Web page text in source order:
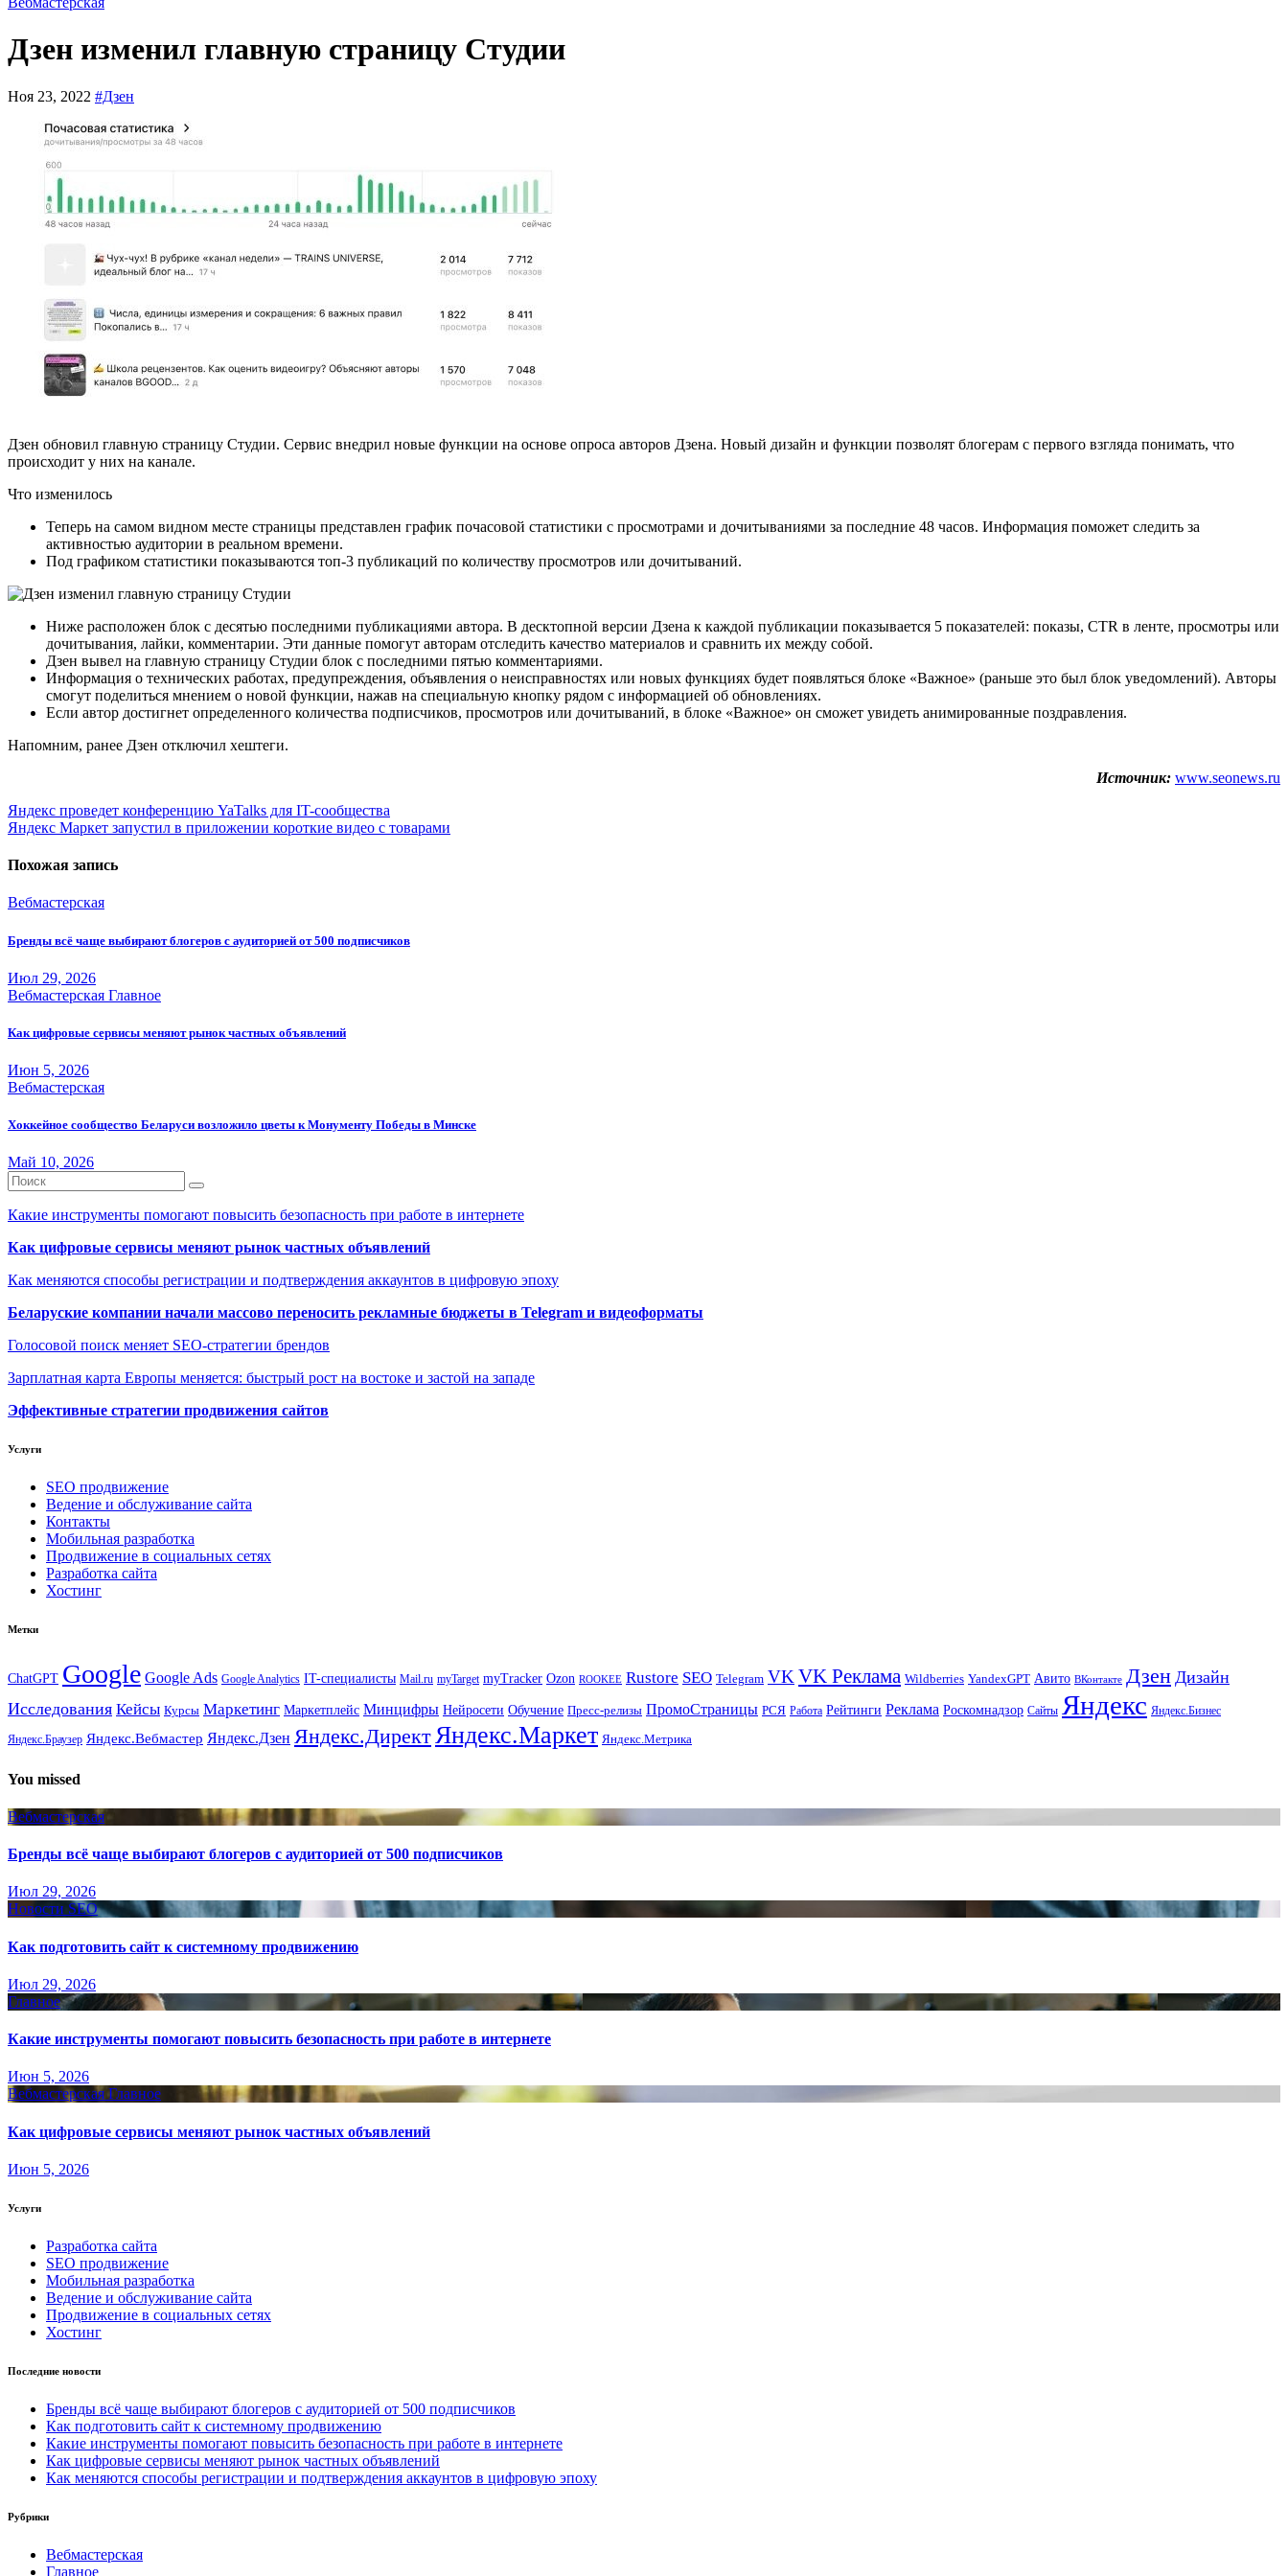
Дзен изменил главную страницу Студии
Ноя 23, 2022 #Дзен
Дзен обновил главную страницу Студии. Сервис внедрил новые функции на основе опроса авторов Дзена. Новый дизайн и функции позволят блогерам с первого взгляда понимать, что
происходит у них на канале.
Что изменилось
Теперь на самом видном месте страницы представлен график почасовой статистики с просмотрами и дочитываниями за последние 48 часов. Информация поможет следить за
активностью аудитории в реальном времени.
Под графиком статистики показываются топ-3 публикаций по количеству просмотров или дочитываний.
Ниже расположен блок с десятью последними публикациями автора. В десктопной версии Дзена к каждой публикации показывается 5 показателей: показы, CTR в ленте, просмотры или
дочитывания, лайки, комментарии. Эти данные помогут авторам отследить качество материалов и сравнить их между собой.
Дзен вывел на главную страницу Студии блок с последними пятью комментариями.
Информация о технических работах, предупреждения, объявления о неисправностях или новых функциях будет появляться блоке «Важное» (раньше это был блок уведомлений). Авторы
смогут поделиться мнением о новой функции, нажав на специальную кнопку рядом с информацией об обновлениях.
Если автор достигнет определенного количества подписчиков, просмотров или дочитываний, в блоке «Важное» он сможет увидеть анимированные поздравления.
Напомним, ранее Дзен отключил хештеги.
Источник: www.seonews.ru
Навигация
по
записям
Яндекс проведет конференцию YaTalks для IT-сообщества
Яндекс Маркет запустил в приложении короткие видео с товарами
Похожая запись
Вебмастерская
Бренды всё чаще выбирают блогеров с аудиторией от 500 подписчиков
Июл 29, 2026
Вебмастерская Главное
Как цифровые сервисы меняют рынок частных объявлений
Июн 5, 2026
Вебмастерская
Хоккейное сообщество Беларуси возложило цветы к Монументу Победы в Минске
Май 10, 2026
Какие инструменты помогают повысить безопасность при работе в интернете
Как цифровые сервисы меняют рынок частных объявлений
Как меняются способы регистрации и подтверждения аккаунтов в цифровую эпоху
Беларуские компании начали массово переносить рекламные бюджеты в Telegram и видеоформаты
Голосовой поиск меняет SEO-стратегии брендов
Зарплатная карта Европы меняется: быстрый рост на востоке и застой на западе
Эффективные стратегии продвижения сайтов
Услуги
SEO продвижение
Ведение и обслуживание сайта
Контакты
Мобильная разработка
Продвижение в социальных сетях
Разработка сайта
Хостинг
Метки
ChatGPT Google Google Ads Google Analytics IT-специалисты Mail.ru myTarget myTracker Ozon ROOKEE Rustore SEO Telegram VKVK Реклама Wildberries YandexGPT Авито ВКонтакте Дзен Дизайн
Исследования Кейсы Курсы Маркетинг Маркетплейс Минцифры Нейросети Обучение Пресс-релизы ПромоСтраницы РСЯ Работа Рейтинги Реклама Роскомнадзор Сайты Яндекс Яндекс.Бизнес
Яндекс.Браузер Яндекс.Вебмастер Яндекс.Дзен Яндекс.ДиректЯндекс.Маркет Яндекс.Метрика
You missed
Вебмастерская
Бренды всё чаще выбирают блогеров с аудиторией от 500 подписчиков
Июл 29, 2026
Новости SEO
Как подготовить сайт к системному продвижению
Июл 29, 2026
Главное
Какие инструменты помогают повысить безопасность при работе в интернете
Июн 5, 2026
Вебмастерская Главное
Как цифровые сервисы меняют рынок частных объявлений
Июн 5, 2026
Услуги
Разработка сайта
SEO продвижение
Мобильная разработка
Ведение и обслуживание сайта
Продвижение в социальных сетях
Хостинг
Последние новости
Бренды всё чаще выбирают блогеров с аудиторией от 500 подписчиков
Как подготовить сайт к системному продвижению
Какие инструменты помогают повысить безопасность при работе в интернете
Как цифровые сервисы меняют рынок частных объявлений
Как меняются способы регистрации и подтверждения аккаунтов в цифровую эпоху
Рубрики
Вебмастерская
Главное